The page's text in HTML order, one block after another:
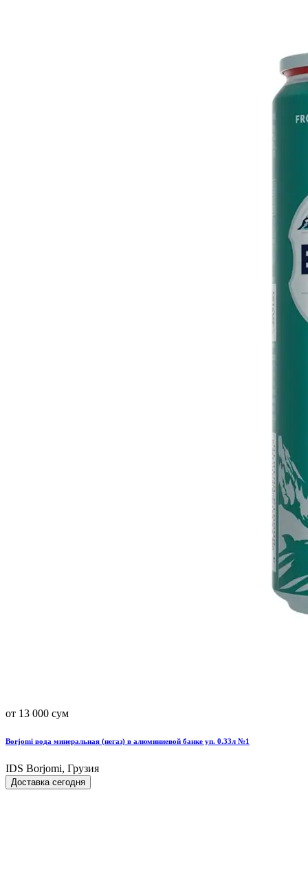
от 13 000 сум
Borjomi вода минеральная (негаз) в алюминиевой банке уп. 0.33л №1
IDS Borjomi, Грузия
Доставка сегодня